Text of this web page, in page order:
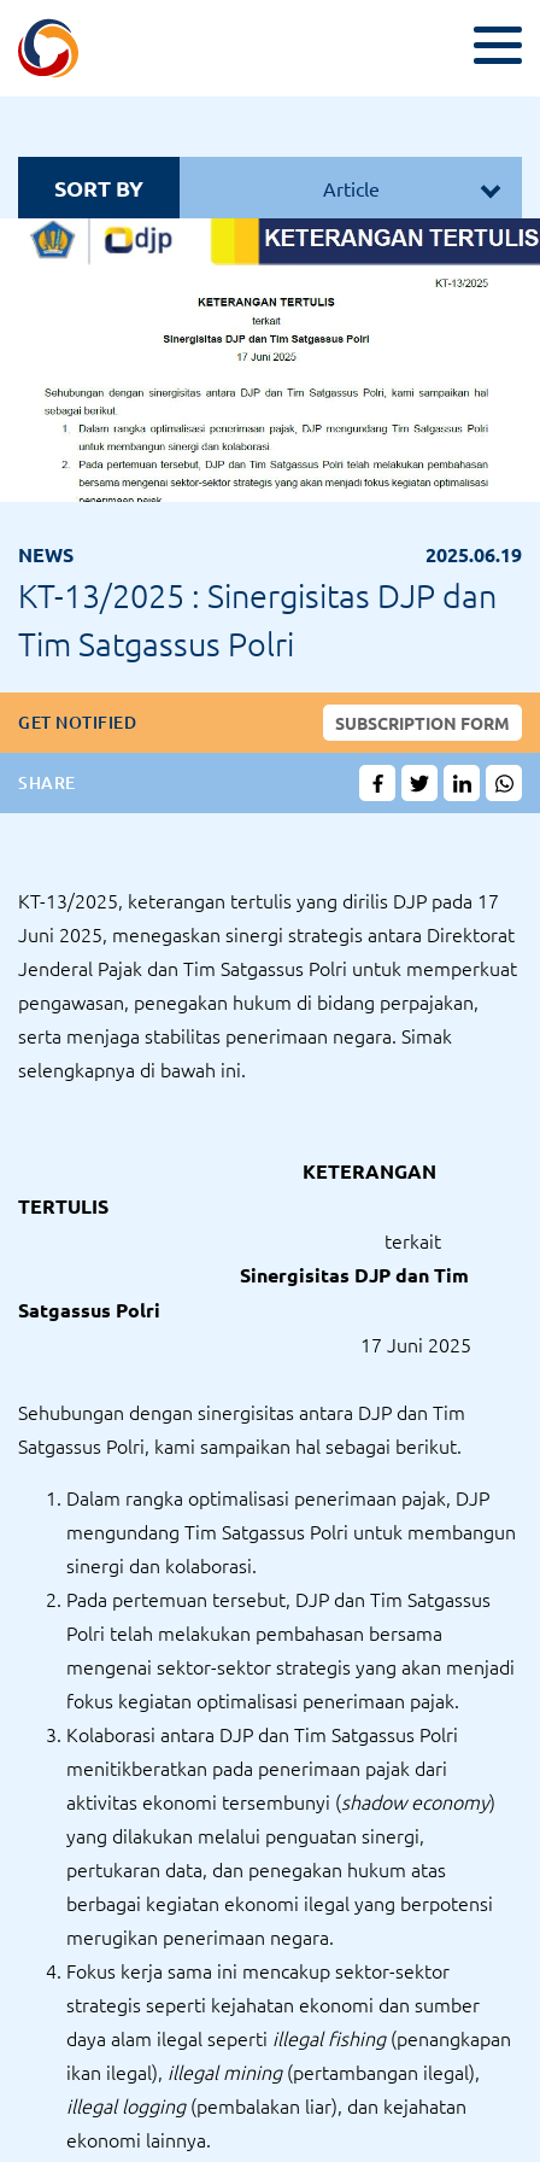
SORT BY Article
NEWS 2025.06.19
KT-13/2025 : Sinergisitas DJP dan
Tim Satgassus Polri
GET NOTIFIED SUBSCRIPTION FORM
SHARE
KT-13/2025, keterangan tertulis yang dirilis DJP pada 17
Juni 2025, menegaskan sinergi strategis antara Direktorat
Jenderal Pajak dan Tim Satgassus Polri untuk memperkuat
pengawasan, penegakan hukum di bidang perpajakan,
serta menjaga stabilitas penerimaan negara. Simak
selengkapnya di bawah ini.
KETERANGAN
TERTULIS
terkait
Sinergisitas DJP dan Tim
Satgassus Polri
17 Juni 2025
Sehubungan dengan sinergisitas antara DJP dan Tim
Satgassus Polri, kami sampaikan hal sebagai berikut.
Dalam rangka optimalisasi penerimaan pajak, DJP
mengundang Tim Satgassus Polri untuk membangun
sinergi dan kolaborasi.
Pada pertemuan tersebut, DJP dan Tim Satgassus
Polri telah melakukan pembahasan bersama
mengenai sektor-sektor strategis yang akan menjadi
fokus kegiatan optimalisasi penerimaan pajak.
Kolaborasi antara DJP dan Tim Satgassus Polri
menitikberatkan pada penerimaan pajak dari
aktivitas ekonomi tersembunyi (shadow economy)
yang dilakukan melalui penguatan sinergi,
pertukaran data, dan penegakan hukum atas
berbagai kegiatan ekonomi ilegal yang berpotensi
merugikan penerimaan negara.
Fokus kerja sama ini mencakup sektor-sektor
strategis seperti kejahatan ekonomi dan sumber
daya alam ilegal seperti illegal fishing(penangkapan
ikan ilegal), illegal mining(pertambangan ilegal),
illegal logging(pembalakan liar), dan kejahatan
ekonomi lainnya.